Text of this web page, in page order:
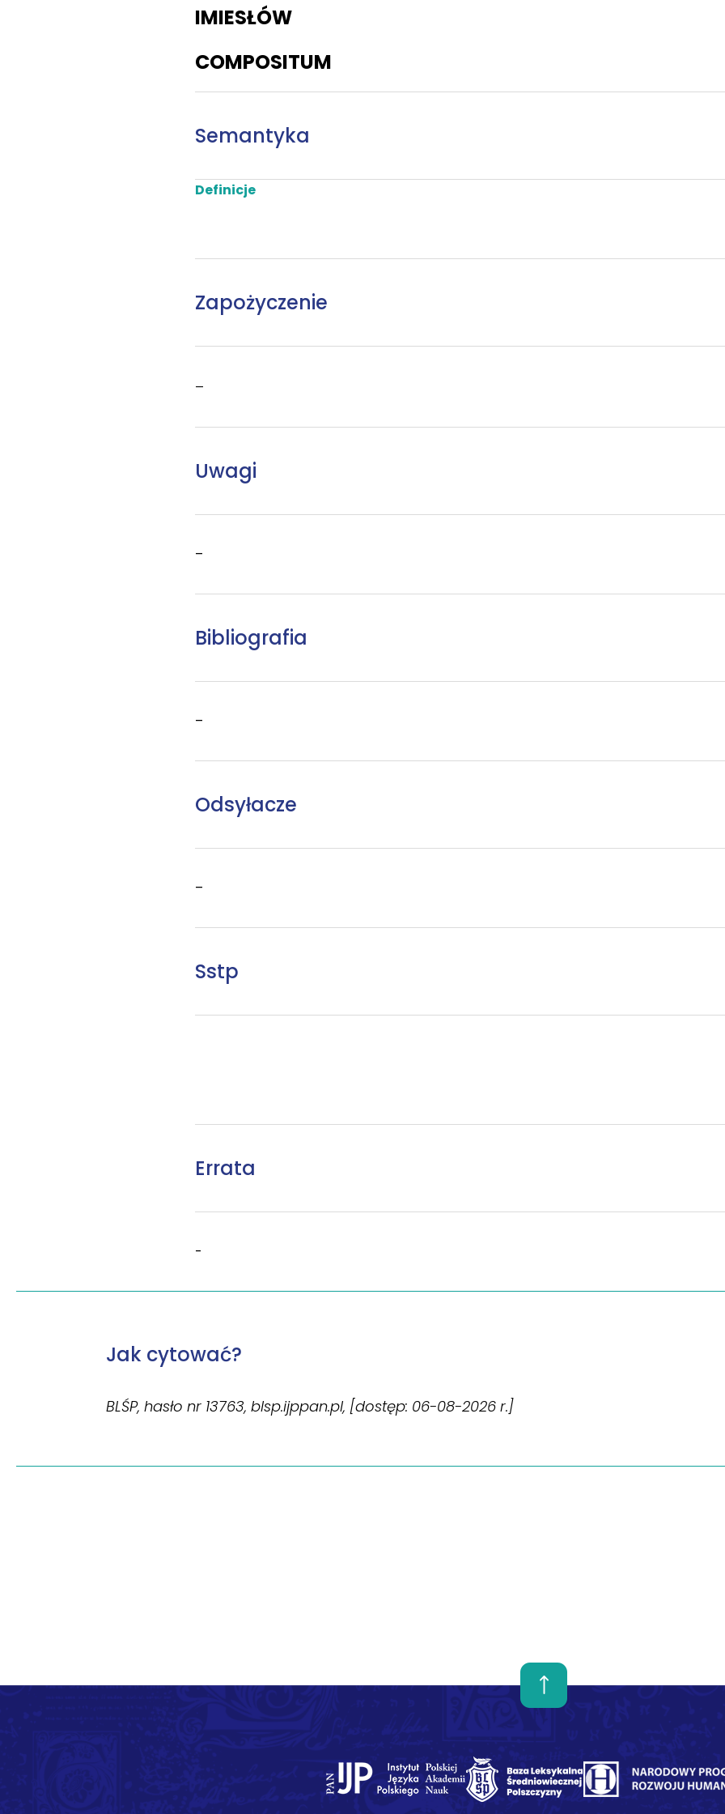
IMIESŁÓW
COMPOSITUM
Semantyka
Definicje
Zapożyczenie
–
Uwagi
–
Bibliografia
–
Odsyłacze
–
Sstp
Errata
-
Jak cytować?
BLŚP, hasło nr 13763, blsp.ijppan.pl, [dostęp: 06-08-2026 r.]